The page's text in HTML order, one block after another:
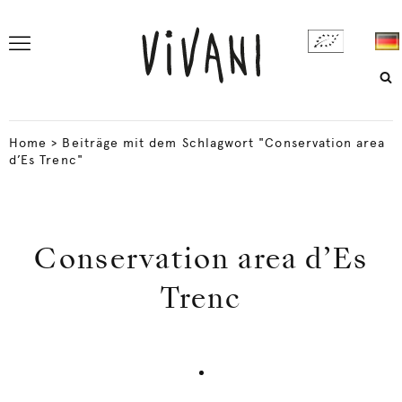
Home > Beiträge mit dem Schlagwort "Conservation area
d’Es Trenc"
Conservation area d’Es
Trenc